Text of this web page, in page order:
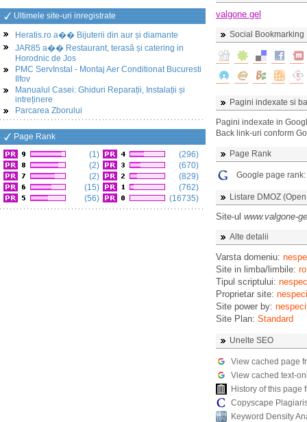
Ultimele site-uri inregistrate
Heratis.ro a�� Bijuterii din aur și diamante
JAR85 a�� Restaurant, terasă și catering in
Horodnic de Jos
PMC ServInstal - Montaj Aer Conditionat Bucuresti
Ilfov
Manualul Casei: Ghiduri Reparații, Instalații și
intreținere
Parcarea Zborului
Page Rank
(1)
(2)
(2)
(15)
(56)
(296)
(670)
(829)
(762)
(16735)
valgone gel
Social Bookmarking
Pagini indexate si
Pagini indexate in
Back link-uri conform
Page Rank
Google page rank:
Listare DMOZ
Site-ul www.valgone-
Alte detalii
Varsta domeniu:
Site in limba/limbile: ro
Tipul scriptului:
Proprietar site:
Site power by:
Site Plan: Standard
Unelte SEO
View cached page
View cached text-
History of this page
Copyscape
Keyword Density